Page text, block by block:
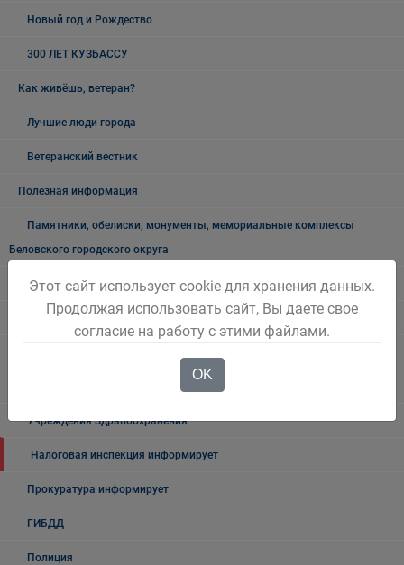
Новый год и Рождество
300 ЛЕТ КУЗБАССУ
Как живёшь, ветеран?
Лучшие люди города
Ветеранский вестник
Полезная информация
Памятники, обелиски, монументы, мемориальные комплексы
Беловского городского округа
Объявления
Безопасность на воде
Государственные органы и службы информируют
Учреждения Здравоохранения
Налоговая инспекция информирует
Прокуратура информирует
ГИБДД
Полиция
Этот сайт использует cookie для хранения данных.
Продолжая использовать сайт, Вы даете свое
согласие на работу с этими файлами.
OK